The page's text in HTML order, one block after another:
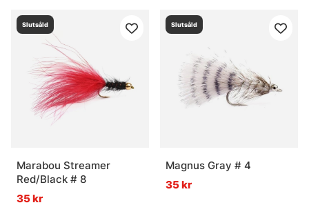
Slutsåld
Marabou Streamer
Red/Black # 8
35 kr
Slutsåld
Magnus Gray # 4
35 kr